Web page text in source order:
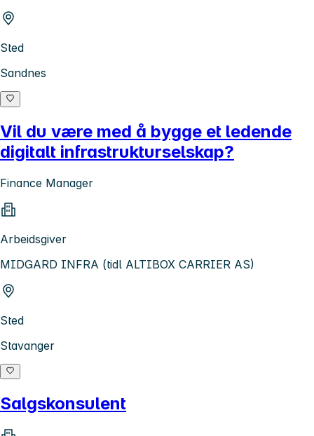
Sted
Sandnes
Vil du være med å bygge et ledende
digitalt infrastrukturselskap?
Finance Manager
Arbeidsgiver
MIDGARD INFRA (tidl ALTIBOX CARRIER AS)
Sted
Stavanger
Salgskonsulent